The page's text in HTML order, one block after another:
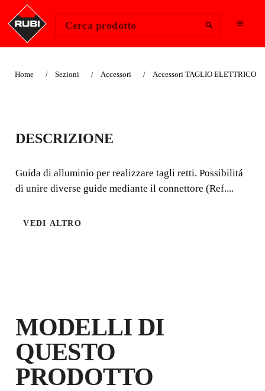
Cerca prodotto
Home Sezioni Accessori Accessori TAGLIO ELETTRICO
GUIDA PER TC-180
unire diverse guide mediante il connettore (Ref. 50957)
PRODOTTO NEL RUBI CLUB
DESCRIZIONE
Guida di alluminio per realizzare tagli retti. Possibilitá
di unire diverse guide mediante il connettore (Ref....
VEDI ALTRO
MODELLI DI
QUESTO
PRODOTTO